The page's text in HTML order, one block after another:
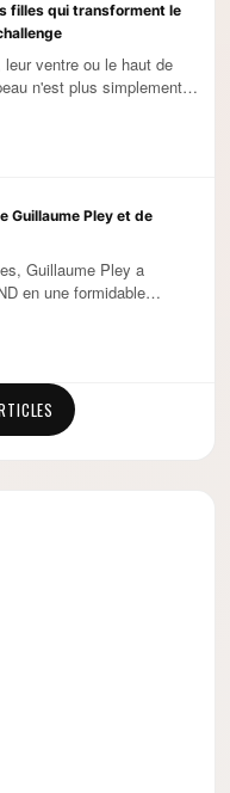
filles qui transforment le
ventre ou le haut de
n'est plus simplement
Guillaume Pley et de
Guillaume Pley a
en une formidable